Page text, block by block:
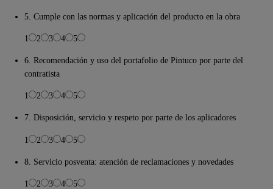
5. Cumple con las normas y aplicación del producto en la obra
1 2 3 4 5
6. Recomendación y uso del portafolio de Pintuco por parte del
contratista
1 2 3 4 5
7. Disposición, servicio y respeto por parte de los aplicadores
1 2 3 4 5
8. Servicio posventa: atención de reclamaciones y novedades
1 2 3 4 5